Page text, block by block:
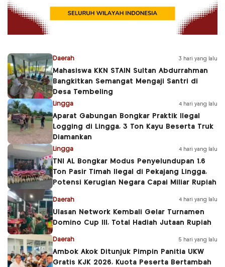
Daerah 3 hari yang lalu
Mahasiswa KKN STAIN Sultan Abdurrahman
Bangkitkan Semangat Mengaji Santri di
Desa Tembeling
Lingga 4 hari yang lalu
Aparat Gabungan Bongkar Praktik Ilegal
Logging di Lingga, 3 Ton Kayu Beserta Truk
Diamankan
Lingga 4 hari yang lalu
TNI AL Bongkar Modus Penyelundupan 1,6
Ton Pasir Timah Ilegal di Pekajang Lingga,
Potensi Kerugian Negara Capai Miliar Rupiah
Daerah 4 hari yang lalu
Ulasan Network Kembali Gelar Turnamen
Domino Cup III, Total Hadiah Jutaan Rupiah
Daerah 5 hari yang lalu
Ambok Akok Ditunjuk Pimpin Panitia UKW
Gratis KJK 2026, Kuota Peserta Bertambah